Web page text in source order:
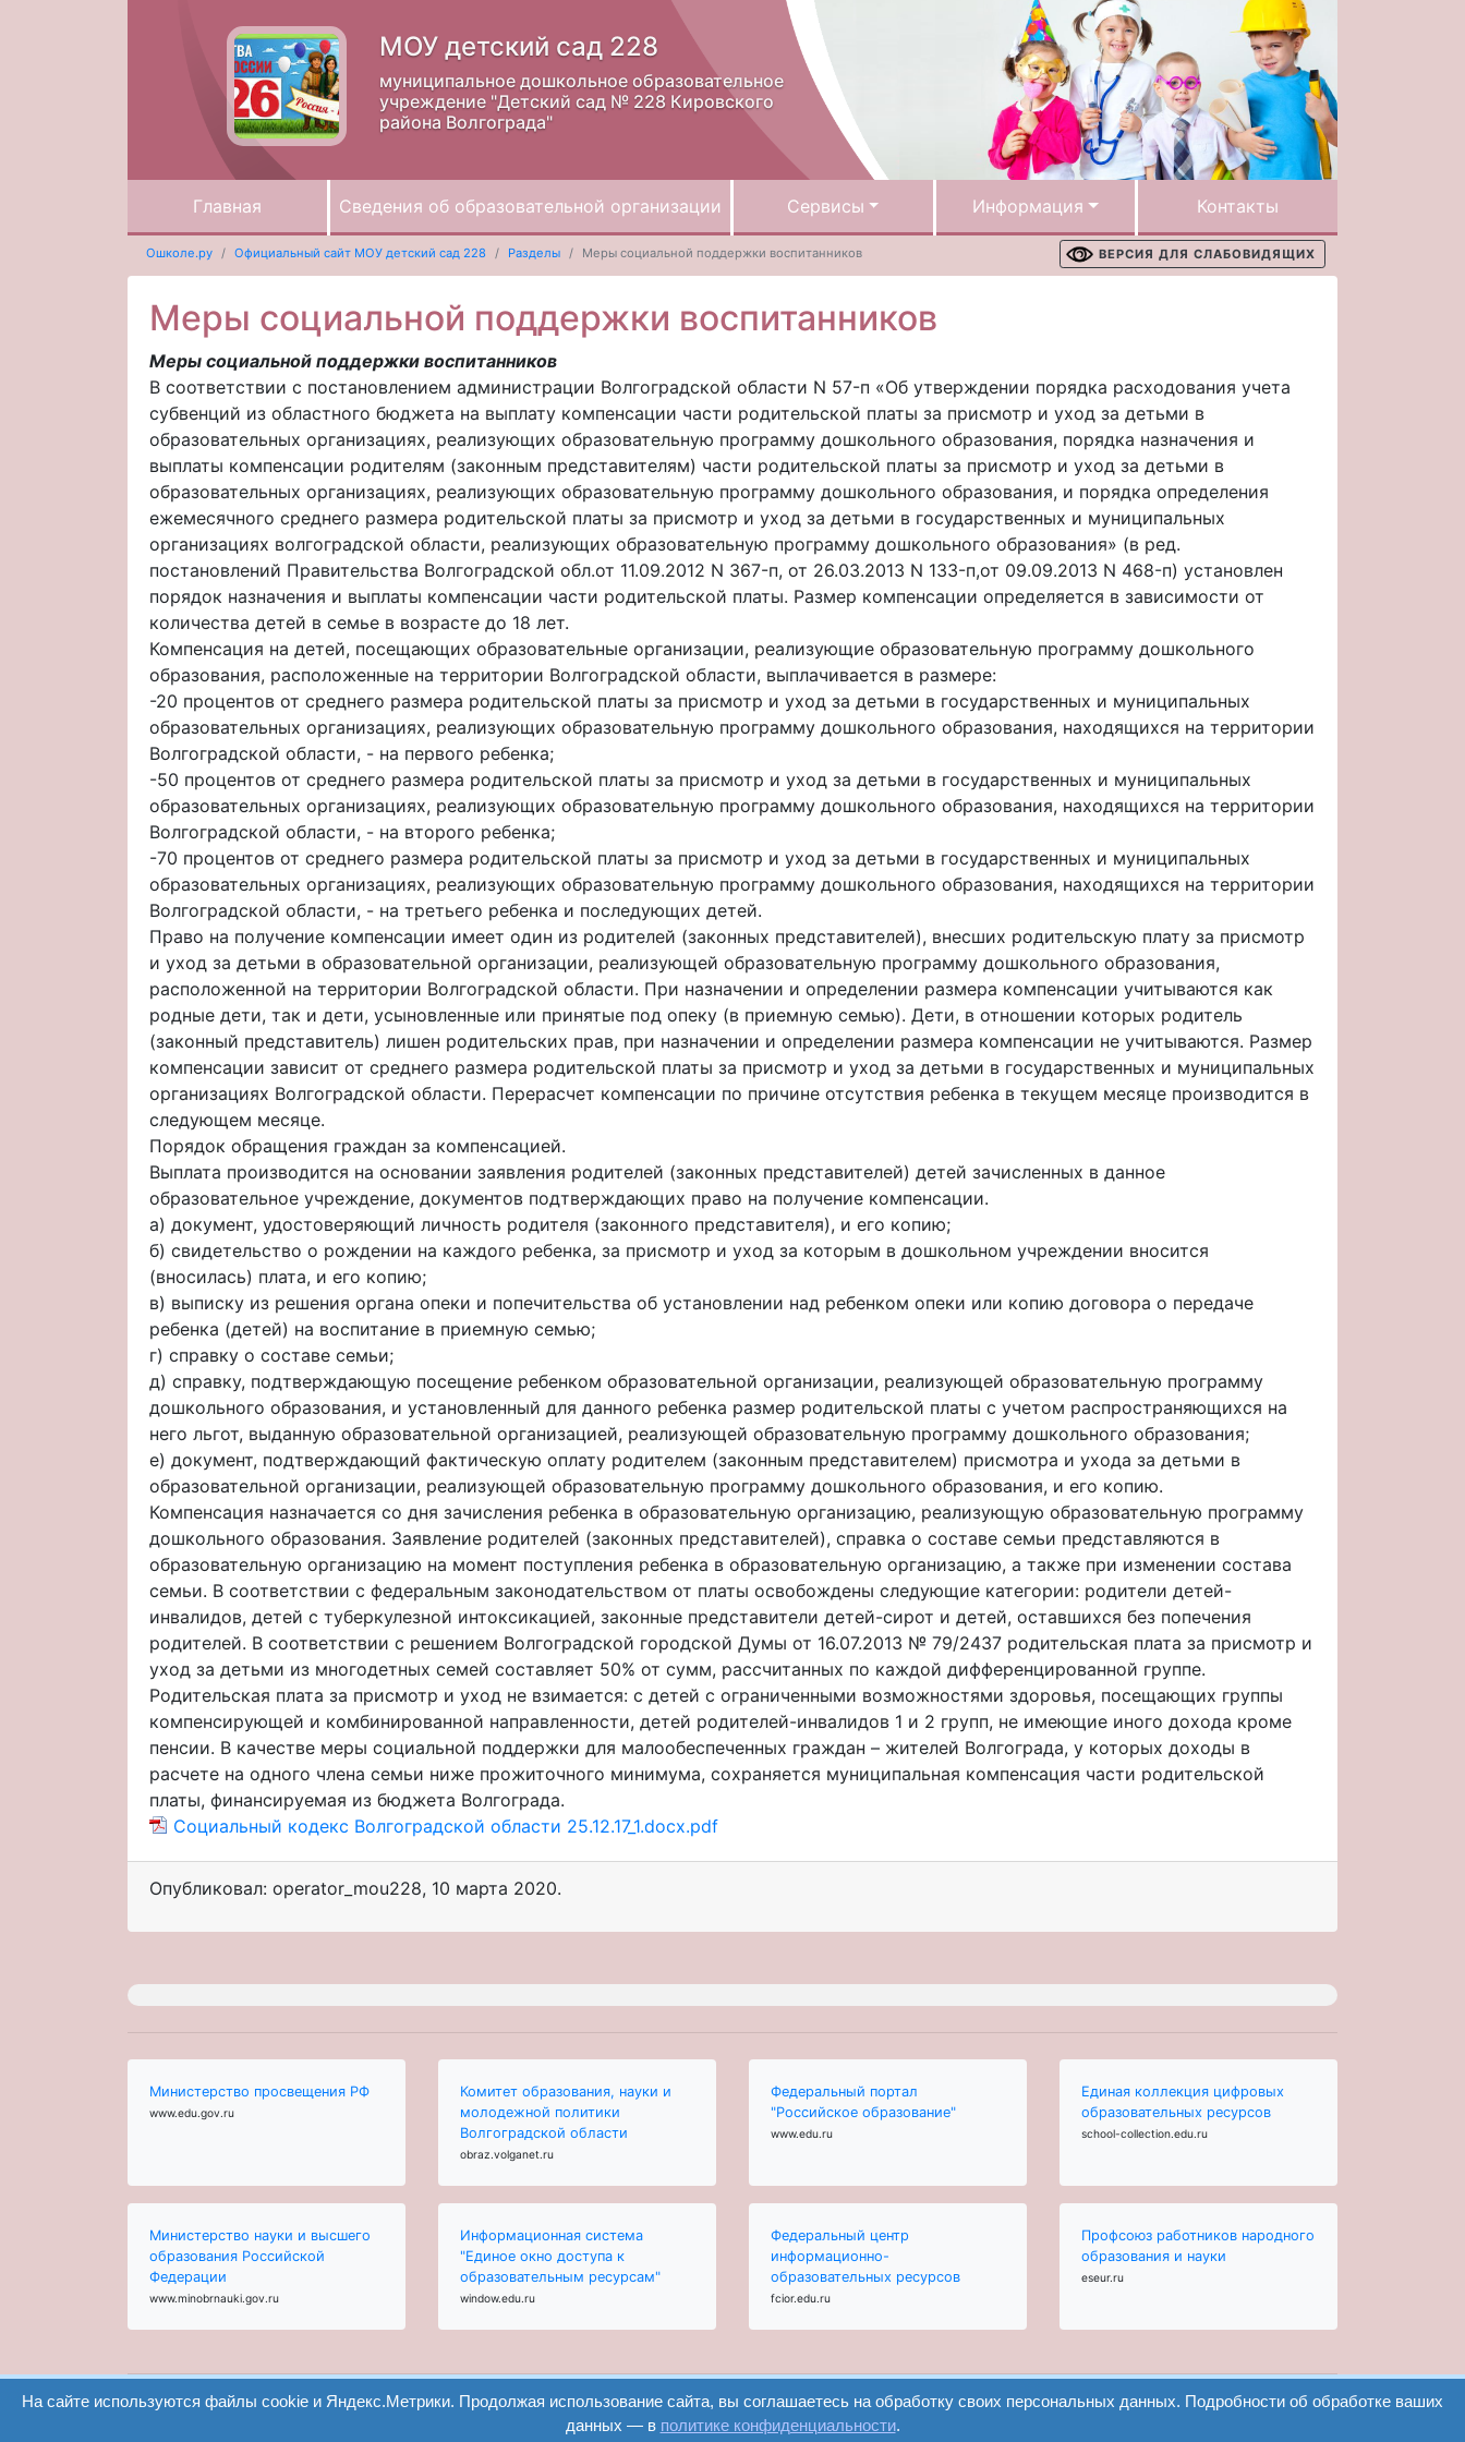
МОУ детский сад 228
муниципальное дошкольное образовательное
учреждение "Детский сад № 228 Кировского
района Волгограда"
Главная Сведения об образовательной организации Сервисы Информация Контакты
Ошколе.ру Официальный сайт МОУ детский сад 228 Разделы Меры социальной поддержки воспитанников ВЕРСИЯ ДЛЯ СЛАБОВИДЯЩИХ
Меры социальной поддержки воспитанников
Меры социальной поддержки воспитанников
В соответствии с постановлением администрации Волгоградской области N 57-п «Об утверждении порядка расходования учета
субвенций из областного бюджета на выплату компенсации части родительской платы за присмотр и уход за детьми в
образовательных организациях, реализующих образовательную программу дошкольного образования, порядка назначения и
выплаты компенсации родителям (законным представителям) части родительской платы за присмотр и уход за детьми в
образовательных организациях, реализующих образовательную программу дошкольного образования, и порядка определения
ежемесячного среднего размера родительской платы за присмотр и уход за детьми в государственных и муниципальных
организациях волгоградской области, реализующих образовательную программу дошкольного образования» (в ред.
постановлений Правительства Волгоградской обл.от 11.09.2012 N 367-п, от 26.03.2013 N 133-п,от 09.09.2013 N 468-п) установлен
порядок назначения и выплаты компенсации части родительской платы. Размер компенсации определяется в зависимости от
количества детей в семье в возрасте до 18 лет.
Компенсация на детей, посещающих образовательные организации, реализующие образовательную программу дошкольного
образования, расположенные на территории Волгоградской области, выплачивается в размере:
-20 процентов от среднего размера родительской платы за присмотр и уход за детьми в государственных и муниципальных
образовательных организациях, реализующих образовательную программу дошкольного образования, находящихся на территории
Волгоградской области, - на первого ребенка;
-50 процентов от среднего размера родительской платы за присмотр и уход за детьми в государственных и муниципальных
образовательных организациях, реализующих образовательную программу дошкольного образования, находящихся на территории
Волгоградской области, - на второго ребенка;
-70 процентов от среднего размера родительской платы за присмотр и уход за детьми в государственных и муниципальных
образовательных организациях, реализующих образовательную программу дошкольного образования, находящихся на территории
Волгоградской области, - на третьего ребенка и последующих детей.
Право на получение компенсации имеет один из родителей (законных представителей), внесших родительскую плату за присмотр
и уход за детьми в образовательной организации, реализующей образовательную программу дошкольного образования,
расположенной на территории Волгоградской области. При назначении и определении размера компенсации учитываются как
родные дети, так и дети, усыновленные или принятые под опеку (в приемную семью). Дети, в отношении которых родитель
(законный представитель) лишен родительских прав, при назначении и определении размера компенсации не учитываются. Размер
компенсации зависит от среднего размера родительской платы за присмотр и уход за детьми в государственных и муниципальных
организациях Волгоградской области. Перерасчет компенсации по причине отсутствия ребенка в текущем месяце производится в
следующем месяце.
Порядок обращения граждан за компенсацией.
Выплата производится на основании заявления родителей (законных представителей) детей зачисленных в данное
образовательное учреждение, документов подтверждающих право на получение компенсации.
а) документ, удостоверяющий личность родителя (законного представителя), и его копию;
б) свидетельство о рождении на каждого ребенка, за присмотр и уход за которым в дошкольном учреждении вносится
(вносилась) плата, и его копию;
в) выписку из решения органа опеки и попечительства об установлении над ребенком опеки или копию договора о передаче
ребенка (детей) на воспитание в приемную семью;
г) справку о составе семьи;
д) справку, подтверждающую посещение ребенком образовательной организации, реализующей образовательную программу
дошкольного образования, и установленный для данного ребенка размер родительской платы с учетом распространяющихся на
него льгот, выданную образовательной организацией, реализующей образовательную программу дошкольного образования;
е) документ, подтверждающий фактическую оплату родителем (законным представителем) присмотра и ухода за детьми в
образовательной организации, реализующей образовательную программу дошкольного образования, и его копию.
Компенсация назначается со дня зачисления ребенка в образовательную организацию, реализующую образовательную программу
дошкольного образования. Заявление родителей (законных представителей), справка о составе семьи представляются в
образовательную организацию на момент поступления ребенка в образовательную организацию, а также при изменении состава
семьи. В соответствии с федеральным законодательством от платы освобождены следующие категории: родители детей-
инвалидов, детей с туберкулезной интоксикацией, законные представители детей-сирот и детей, оставшихся без попечения
родителей. В соответствии с решением Волгоградской городской Думы от 16.07.2013 № 79/2437 родительская плата за присмотр и
уход за детьми из многодетных семей составляет 50% от сумм, рассчитанных по каждой дифференцированной группе.
Родительская плата за присмотр и уход не взимается: с детей с ограниченными возможностями здоровья, посещающих группы
компенсирующей и комбинированной направленности, детей родителей-инвалидов 1 и 2 групп, не имеющие иного дохода кроме
пенсии. В качестве меры социальной поддержки для малообеспеченных граждан – жителей Волгограда, у которых доходы в
расчете на одного члена семьи ниже прожиточного минимума, сохраняется муниципальная компенсация части родительской
платы, финансируемая из бюджета Волгограда.
Социальный кодекс Волгоградской области 25.12.17_1.docx.pdf
Опубликовал: operator_mou228, 10 марта 2020.
Министерство просвещения РФ
www.edu.gov.ru
Комитет образования, науки и
молодежной политики
Волгоградской области
obraz.volganet.ru
Федеральный портал
"Российское образование"
www.edu.ru
Единая коллекция цифровых
образовательных ресурсов
school-collection.edu.ru
Министерство науки и высшего
образования Российской
Федерации
www.minobrnauki.gov.ru
Информационная система
"Единое окно доступа к
образовательным ресурсам"
window.edu.ru
Федеральный центр
информационно-
образовательных ресурсов
fcior.edu.ru
Профсоюз работников народного
образования и науки
eseur.ru
ООО "Центр образования и консалтинга"
На сайте используются файлы cookie и Яндекс.Метрики. Продолжая использование сайта, вы соглашаетесь на обработку своих персональных данных. Подробности об обработке ваших
данных — в политике конфиденциальности.